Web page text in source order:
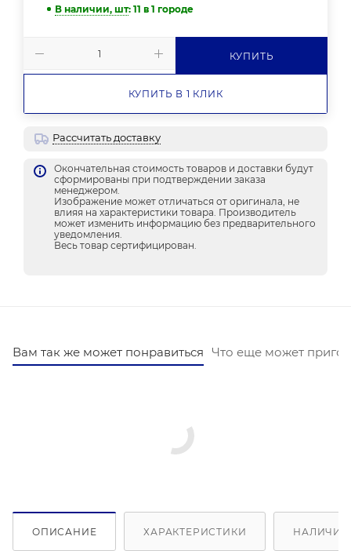
В наличии, шт: 11 в 1 городе
КУПИТЬ
КУПИТЬ В 1 КЛИК
Рассчитать доставку
Окончательная стоимость товаров и доставки будут
сформированы при подтверждении заказа
менеджером.
Изображение может отличаться от оригинала, не
влияя на характеристики товара. Производитель
может изменить информацию без предварительного
уведомления.
Весь товар сертифицирован.
Вам так же может понравиться Что еще может
ОПИСАНИЕ ХАРАКТЕРИСТИКИ НАЛИЧИЕ